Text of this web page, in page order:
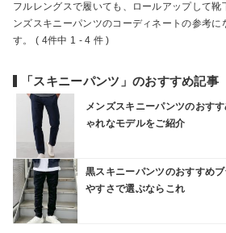
フルレングスで履いても、ロールアップして靴
ンズスキニーパンツのコーディネートの参考に
す。 ( 4件中 1 - 4 件 )
「スキニーパンツ」のおすすめ記事
メンズスキニーパンツのおす
ゃれなモデルをご紹介
黒スキニーパンツのおすすめ
やすさで選ぶならこれ